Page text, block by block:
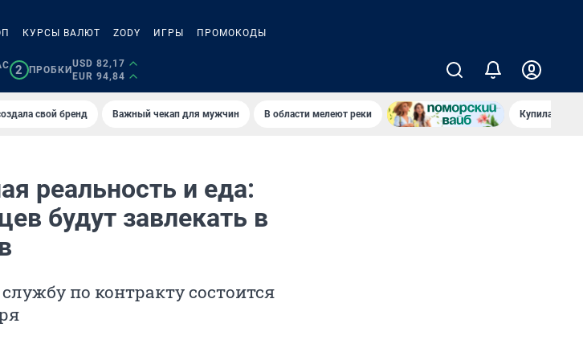
КУРСЫ ВАЛЮТ ZODY ИГРЫ ПРОМОКОДЫ
2 ПРОБКИ
USD 82,17
EUR 94,84
свой бренд Важный чекап для мужчин В области мелеют реки Купила
реальность и еда:
будут завлекать в
по контракту состоится